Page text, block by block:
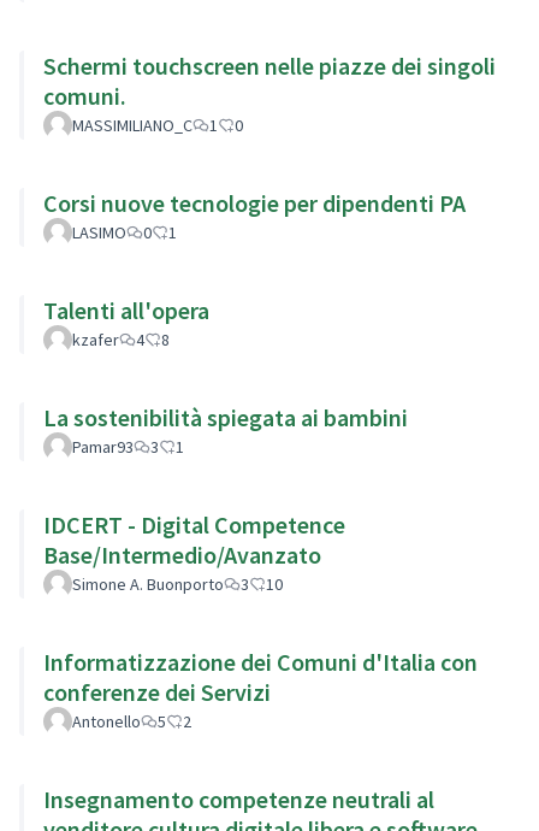
Schermi touchscreen nelle piazze dei singoli
comuni.
MASSIMILIANO_C 1 0
Corsi nuove tecnologie per dipendenti PA
LASIMO 0 1
Talenti all'opera
kzafer 4 8
La sostenibilità spiegata ai bambini
Pamar93 3 1
IDCERT - Digital Competence
Base/Intermedio/Avanzato
Simone A. Buonporto 3 10
Informatizzazione dei Comuni d'Italia con
conferenze dei Servizi
Antonello 5 2
Insegnamento competenze neutrali al